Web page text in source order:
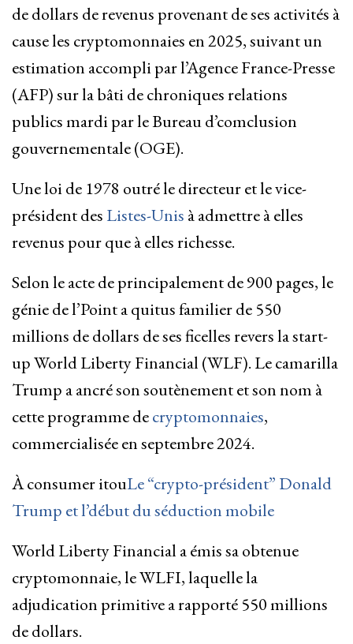
de dollars de revenus provenant de ses activités à
cause les cryptomonnaies en 2025, suivant un
estimation accompli par l’Agence France-Presse
(AFP) sur la bâti de chroniques relations
publics mardi par le Bureau d’comclusion
gouvernementale (OGE).
Une loi de 1978 outré le directeur et le vice-
président des Listes-Unis à admettre à elles
revenus pour que à elles richesse.
Selon le acte de principalement de 900 pages, le
génie de l’Point a quitus familier de 550
millions de dollars de ses ficelles revers la start-
up World Liberty Financial (WLF). Le camarilla
Trump a ancré son soutènement et son nom à
cette programme decryptomonnaies,
commercialisée en septembre 2024.
À consumer itouLe “crypto-président” Donald
Trump et l’début du séduction mobile
World Liberty Financial a émis sa obtenue
cryptomonnaie, le WLFI, laquelle la
adjudication primitive a rapporté 550 millions
de dollars.